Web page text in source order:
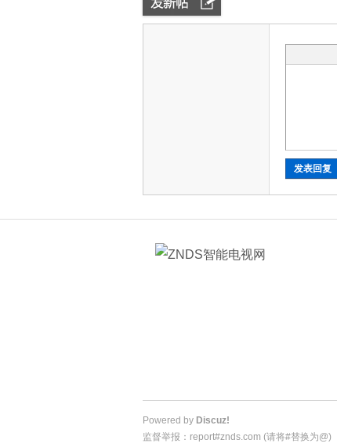
发表回复
Powered by Discuz!
监督举报：report#znds.com (请将#替换为@)